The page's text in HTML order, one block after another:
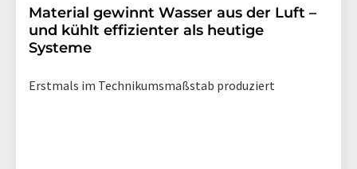
Material gewinnt Wasser aus der Luft –
und kühlt effizienter als heutige
Systeme
Erstmals im Technikumsmaßstab produziert